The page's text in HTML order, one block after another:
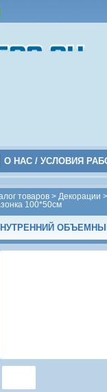
О НАС / УСЛОВИЯ
товаров > Декорации
100*50см